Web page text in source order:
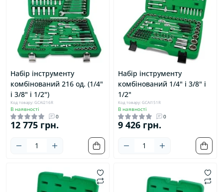
Набір інструменту
комбінований 216 од. (1/4"
і 3/8" і 1/2")
Код товару: GCAI216R
В наявності
0
12 775 грн.
Набір інструменту
комбінований 1/4" і 3/8" і
1/2"
Код товару: GCAI151R
В наявності
0
9 426 грн.